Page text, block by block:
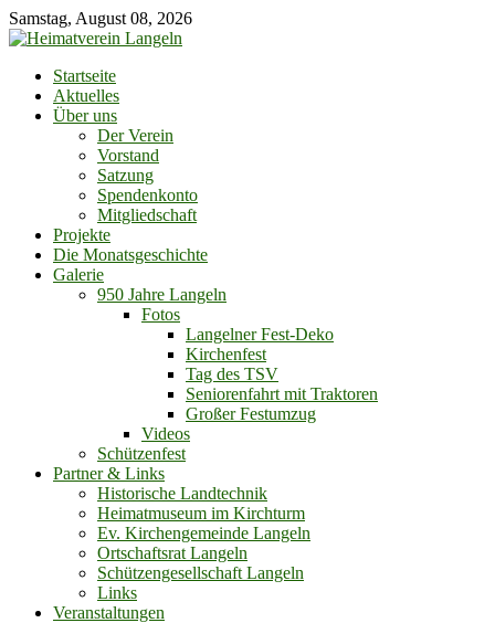
Skip
to
Samstag, August 08, 2026
Startseite
Aktuelles
Über uns
Der Verein
Vorstand
Satzung
Spendenkonto
Mitgliedschaft
Projekte
Die Monatsgeschichte
Galerie
950 Jahre Langeln
Fotos
Langelner Fest-Deko
Kirchenfest
Tag des TSV
Seniorenfahrt mit Traktoren
Großer Festumzug
Videos
Schützenfest
Partner & Links
Historische Landtechnik
Heimatmuseum im Kirchturm
Ev. Kirchengemeinde Langeln
Ortschaftsrat Langeln
Schützengesellschaft Langeln
Links
Veranstaltungen